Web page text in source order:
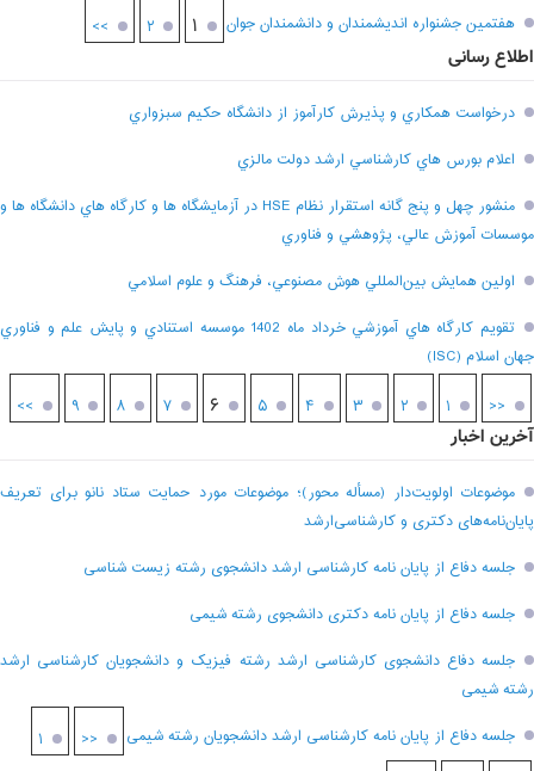
هفتمين جشنواره انديشمندان و دانشمندان جوان
۱ ۲ >>
اطلاع رسانی
درخواست همکاري و پذيرش کارآموز از دانشگاه حکيم سبزواري
اعلام بورس هاي کارشناسي ارشد دولت مالزي
منشور چهل و پنج گانه استقرار نظام HSE در آزمايشگاه ها و کارگاه هاي دانشگاه ها و
موسسات آموزش عالي، پژوهشي و فناوري
اولين همايش بين‌المللي هوش مصنوعي، فرهنگ و علوم اسلامي
تقويم کارگاه هاي آموزشي خرداد ماه 1402 موسسه استنادي و پايش علم و فناوري
جهان اسلام (ISC)
<< ۱ ۲ ۳ ۴ ۵ ۶ ۷ ۸ ۹ >>
آخرین اخبار
موضوعات اولویت‌دار (مسأله محور)؛ موضوعات مورد حمایت ستاد نانو برای تعریف
پایان‌نامه‌های دکتری و کارشناسی‌ارشد
جلسه دفاع از پایان نامه کارشناسی ارشد دانشجوی رشته زیست شناسی
جلسه دفاع از پایان نامه دکتری دانشجوی رشته شیمی
جلسه دفاع دانشجوی کارشناسی ارشد رشته فیزیک و دانشجویان کارشناسی ارشد
رشته شیمی
جلسه دفاع از پایان نامه کارشناسی ارشد دانشجویان رشته شیمی
<< ۱